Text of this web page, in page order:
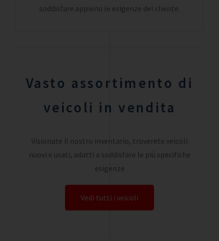
soddisfare appieno le esigenze del cliente.
Vasto assortimento di
veicoli in vendita
Visionate il nostro inventario, troverete veicoli
nuovi e usati, adatti a soddisfare le più specifiche
esigenze
Vedi tutti i veicoli